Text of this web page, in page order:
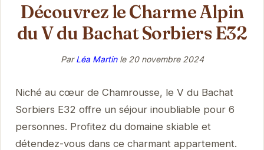
Découvrez le Charme Alpin
du V du Bachat Sorbiers E32
ParLéa Martinle 20 novembre 2024
Niché au cœur de Chamrousse, le V du Bachat
Sorbiers E32 offre un séjour inoubliable pour 6
personnes. Profitez du domaine skiable et
détendez-vous dans ce charmant appartement.